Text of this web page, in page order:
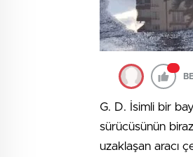
G. D. İsimli bir
sürücüsünün
uzaklaşan aracı